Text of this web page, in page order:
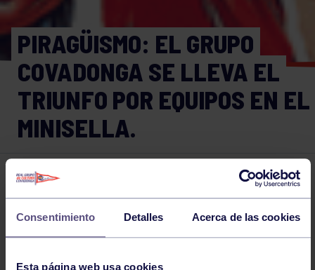
Consentimiento Detalles Acerca de las cookies
Esta página web usa cookies
PIRAGÜISMO: EL GRUPO
COVADONGA SE LLEVA EL
TRIUNFO POR EQUIPOS EN EL
MINISELLA.